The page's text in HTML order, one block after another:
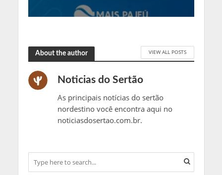
About the author VIEW ALL POSTS
Noticias do Sertão
As principais notícias do sertão
nordestino você encontra aqui no
noticiasdosertao.com.br.